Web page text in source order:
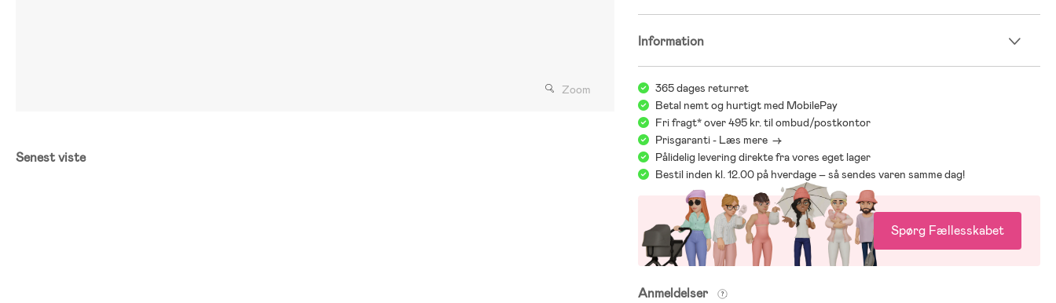
Zoom
Senest viste
Information
365 dages returret
Betal nemt og hurtigt med MobilePay
Fri fragt* over 495 kr. til ombud/postkontor
Prisgaranti - Læs mere ->
Pålidelig levering direkte fra vores eget lager
Bestil inden kl. 12.00 på hverdage – så sendes varen samme dag!
Spørg Fællesskabet
Anmeldelser